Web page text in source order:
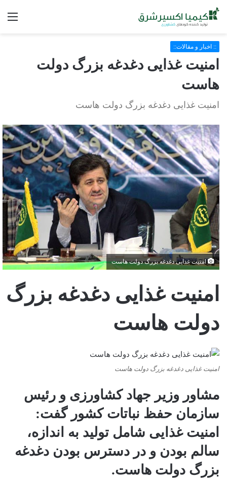
:: اخبار و مقالات::
امنیت غذایی دغدغه بزرگ دولت
هاست
امنیت غذایی دغدغه بزرگ دولت هاست
امنیت غذایی دغدغه بزرگ دولت هاست
امنیت غذایی دغدغه بزرگ
دولت هاست
امنیت غذایی دغدغه بزرگ دولت هاست
مشاور وزیر جهاد کشاورزی و رئیس
سازمان حفظ نباتات کشور گفت:
امنیت غذایی شامل تولید به اندازه،
سالم بودن و در دسترس بودن دغدغه
بزرگ دولت هاست.